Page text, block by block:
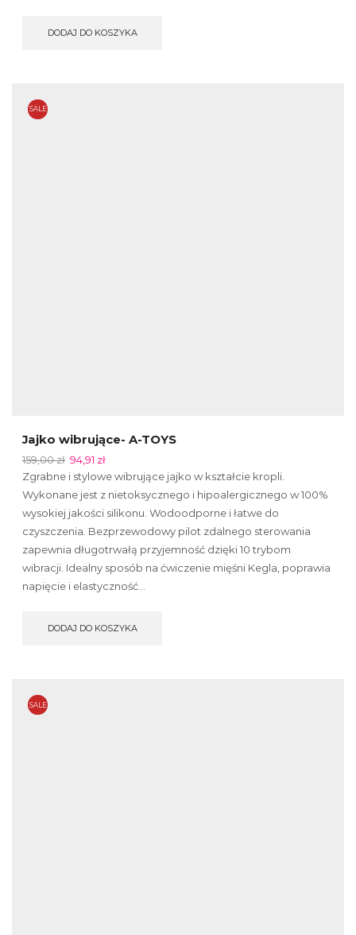
DODAJ DO KOSZYKA
SALE
Jajko wibrujące- A-TOYS
159,00zł 94,91 zł
Zgrabne i stylowe wibrujące jajko w kształcie kropli.
Wykonane jest z nietoksycznego i hipoalergicznego w 100%
wysokiej jakości silikonu. Wodoodporne i łatwe do
czyszczenia. Bezprzewodowy pilot zdalnego sterowania
zapewnia długotrwałą przyjemność dzięki 10 trybom
wibracji. Idealny sposób na ćwiczenie mięśni Kegla, poprawia
napięcie i elastyczność...
DODAJ DO KOSZYKA
SALE